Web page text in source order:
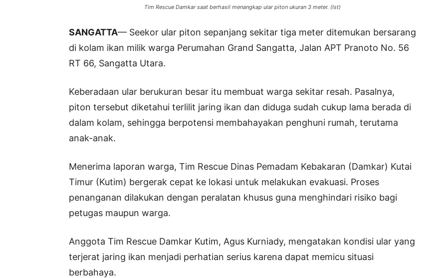
Tim Rescue Damkar saat berhasil menangkap ular piton ukuran 3 meter. (Ist)
SANGATTA— Seekor ular piton sepanjang sekitar tiga meter ditemukan bersarang
di kolam ikan milik warga Perumahan Grand Sangatta, Jalan APT Pranoto No. 56
RT 66, Sangatta Utara.
Keberadaan ular berukuran besar itu membuat warga sekitar resah. Pasalnya,
piton tersebut diketahui terlilit jaring ikan dan diduga sudah cukup lama berada di
dalam kolam, sehingga berpotensi membahayakan penghuni rumah, terutama
anak-anak.
Menerima laporan warga, Tim Rescue Dinas Pemadam Kebakaran (Damkar) Kutai
Timur (Kutim) bergerak cepat ke lokasi untuk melakukan evakuasi. Proses
penanganan dilakukan dengan peralatan khusus guna menghindari risiko bagi
petugas maupun warga.
Anggota Tim Rescue Damkar Kutim, Agus Kurniady, mengatakan kondisi ular yang
terjerat jaring ikan menjadi perhatian serius karena dapat memicu situasi
berbahaya.